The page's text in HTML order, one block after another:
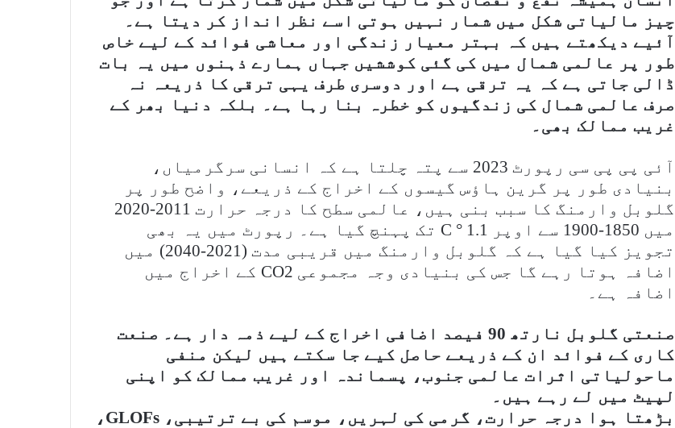
چیز مالیاتی شکل میں شمار نہیں ہوتی اسے نظر انداز کر دیتا ہے۔
آئیے دیکھتے ہیں کہ بہتر معیار زندگی اور معاشی فوائد کے لیے خاص
طور پر عالمی شمال میں کی گئی کوششیں جہاں ہمارے ذہنوں میں یہ بات
ڈالی جاتی ہے کہ یہ ترقی ہے اور دوسری طرف یہی ترقی کا ذریعہ نہ
صرف عالمی شمال کی زندگیوں کو خطرہ بنا رہا ہے۔ بلکہ دنیا بھر کے
غریب ممالک بھی۔
آئی پی پی سی رپورٹ 2023 سے پتہ چلتا ہے کہ انسانی سرگرمیاں،
بنیادی طور پر گرین ہاؤس گیسوں کے اخراج کے ذریعے، واضح طور پر
گلوبل وارمنگ کا سبب بنی ہیں، عالمی سطح کا درجہ حرارت 2011-2020
میں 1850-1900 سے اوپر 1.1 ° C تک پہنچ گیا ہے۔ رپورٹ میں یہ بھی
تجویز کیا گیا ہے کہ گلوبل وارمنگ میں قریبی مدت (2021-2040) میں
اضافہ ہوتا رہے گا جس کی بنیادی وجہ مجموعی CO2 کے اخراج میں
اضافہ ہے۔
صنعتی گلوبل نارتھ 90 فیصد اضافی اخراج کے لیے ذمہ دار ہے۔ صنعت
کاری کے فوائد ان کے ذریعے حاصل کیے جا سکتے ہیں لیکن منفی
ماحولیاتی اثرات عالمی جنوب، پسماندہ اور غریب ممالک کو اپنی
لپیٹ میں لے رہے ہیں۔
بڑھتا ہوا درجہ حرارت، گرمی کی لہریں، موسم کی بے ترتیبی، GLOFs،